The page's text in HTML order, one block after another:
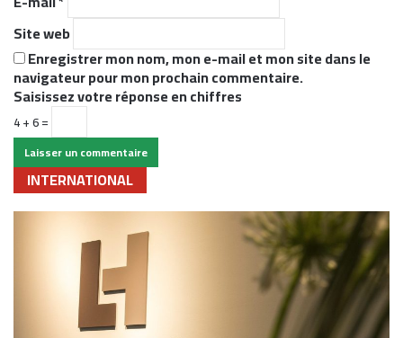
Site web
Enregistrer mon nom, mon e-mail et mon site dans le
navigateur pour mon prochain commentaire.
Saisissez votre réponse en chiffres
4 + 6 =
INTERNATIONAL